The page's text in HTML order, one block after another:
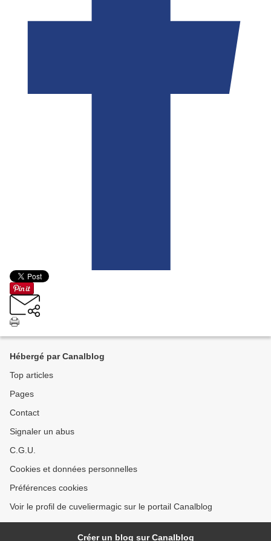
Hébergé par Canalblog
Top articles
Pages
Contact
Signaler un abus
C.G.U.
Cookies et données personnelles
Préférences cookies
Voir le profil de cuveliermagic sur le portail Canalblog
Créer un blog sur Canalblog